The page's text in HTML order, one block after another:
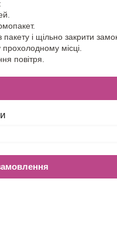
пакету і щільно закрити
місці.
повітря.